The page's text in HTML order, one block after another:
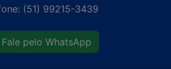
(51) 99215-3439
Fale pelo WhatsApp